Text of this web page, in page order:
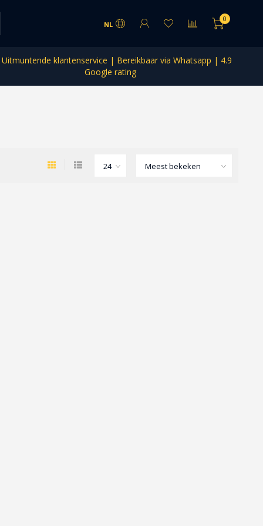
NL
0
Uitmuntende klantenservice | Bereikbaar via Whatsapp | 4.9
Google rating